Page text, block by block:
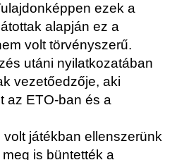
ezek a
alapján ez a
volt törvényszerű.
utáni nyilatkozatában
vezetőedzője, aki
az ETO-ban és a
volt játékban ellenszerünk
is büntették a